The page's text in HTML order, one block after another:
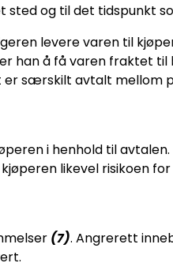
og til det tidspunkt
levere varen til
han å få varen fraktet
er særskilt avtalt mellom
i henhold til
likevel risikoen
(7). Angrerett